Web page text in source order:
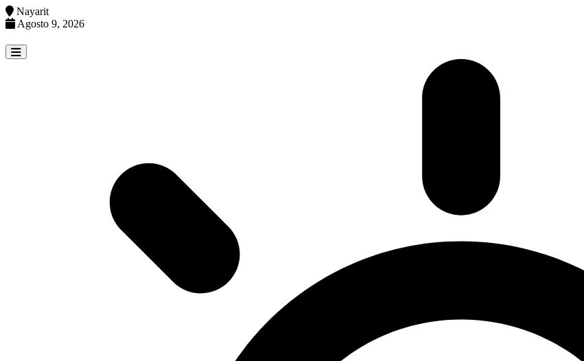
Nayarit
Agosto 9, 2026
to
content